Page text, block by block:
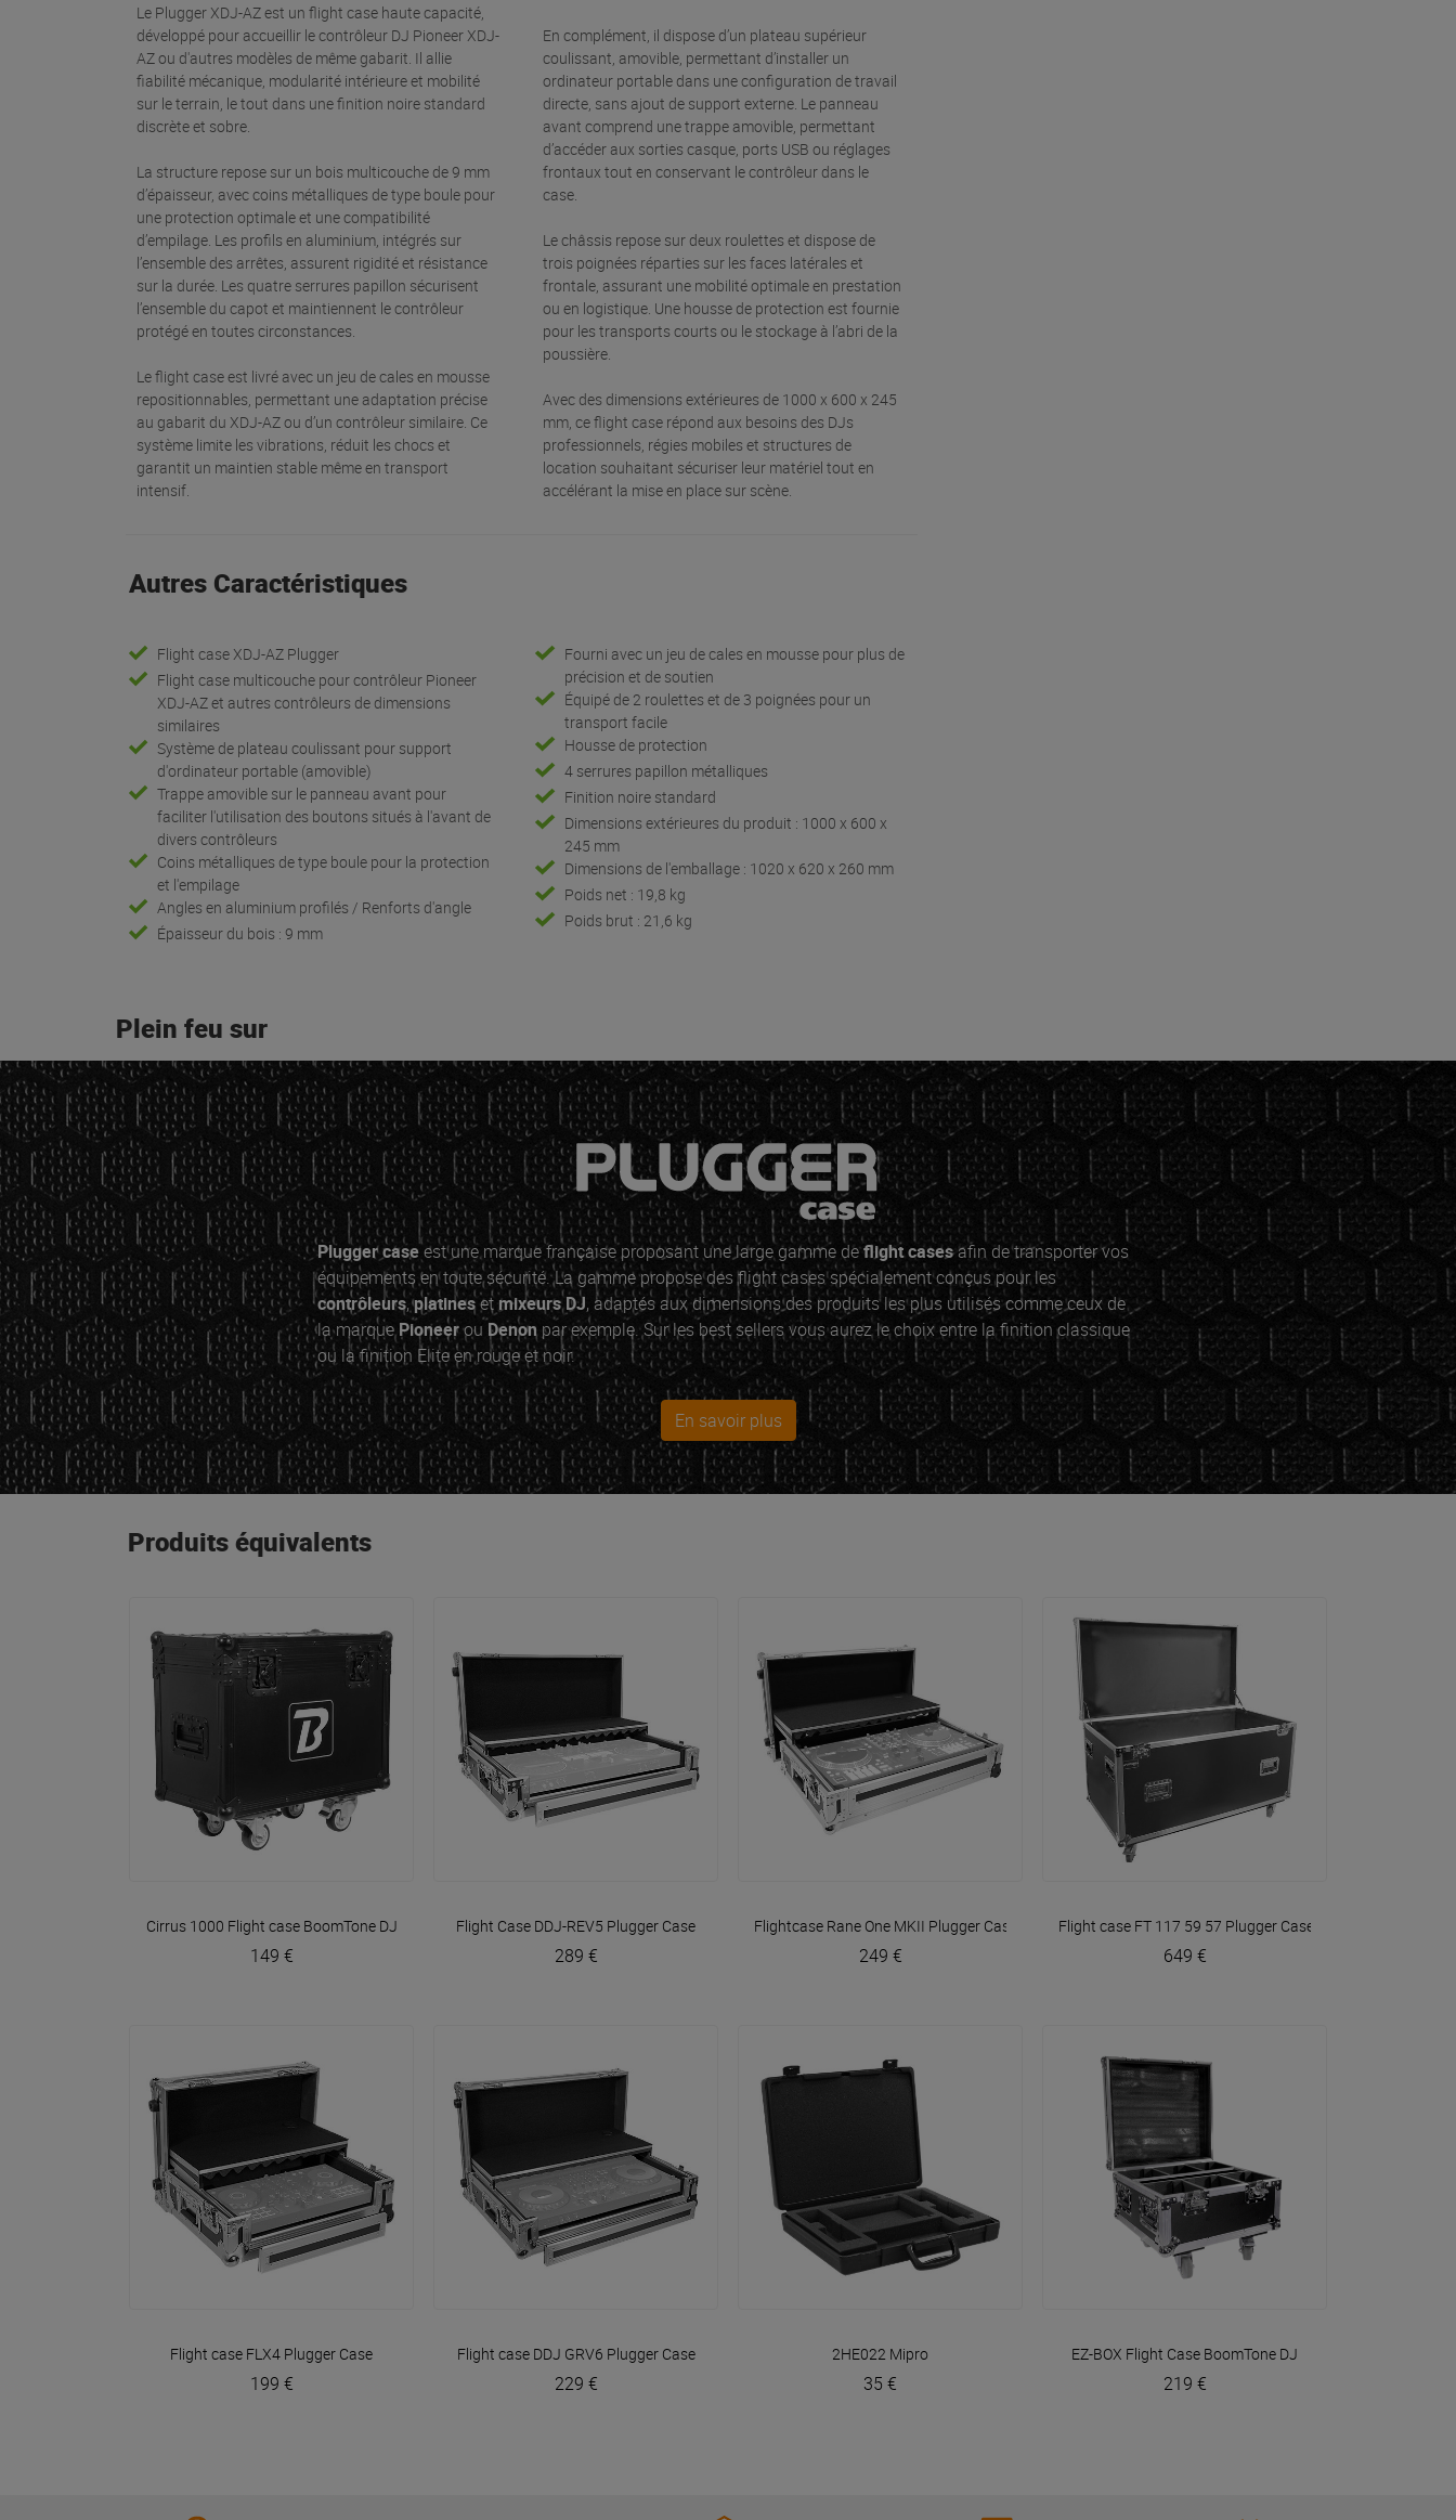
Le Plugger XDJ-AZ est un flight case haute capacité,
développé pour accueillir le contrôleur DJ Pioneer XDJ-
AZ ou d'autres modèles de même gabarit. Il allie
fiabilité mécanique, modularité intérieure et mobilité
sur le terrain, le tout dans une finition noire standard
discrète et sobre.
La structure repose sur un bois multicouche de 9 mm
d’épaisseur, avec coins métalliques de type boule pour
une protection optimale et une compatibilité
d’empilage. Les profils en aluminium, intégrés sur
l’ensemble des arrêtes, assurent rigidité et résistance
sur la durée. Les quatre serrures papillon sécurisent
l’ensemble du capot et maintiennent le contrôleur
protégé en toutes circonstances.
Le flight case est livré avec un jeu de cales en mousse
repositionnables, permettant une adaptation précise
au gabarit du XDJ-AZ ou d’un contrôleur similaire. Ce
système limite les vibrations, réduit les chocs et
garantit un maintien stable même en transport
intensif.
En complément, il dispose d’un plateau supérieur
coulissant, amovible, permettant d’installer un
ordinateur portable dans une configuration de travail
directe, sans ajout de support externe. Le panneau
avant comprend une trappe amovible, permettant
d’accéder aux sorties casque, ports USB ou réglages
frontaux tout en conservant le contrôleur dans le
case.
Le châssis repose sur deux roulettes et dispose de
trois poignées réparties sur les faces latérales et
frontale, assurant une mobilité optimale en prestation
ou en logistique. Une housse de protection est fournie
pour les transports courts ou le stockage à l’abri de la
poussière.
Avec des dimensions extérieures de 1000 x 600 x 245
mm, ce flight case répond aux besoins des DJs
professionnels, régies mobiles et structures de
location souhaitant sécuriser leur matériel tout en
accélérant la mise en place sur scène.
Autres Caractéristiques
Flight case XDJ-AZ Plugger
Flight case multicouche pour contrôleur Pioneer
XDJ-AZ et autres contrôleurs de dimensions
similaires
Système de plateau coulissant pour support
d'ordinateur portable (amovible)
Trappe amovible sur le panneau avant pour
faciliter l'utilisation des boutons situés à l'avant de
divers contrôleurs
Coins métalliques de type boule pour la protection
et l'empilage
Angles en aluminium profilés / Renforts d'angle
Épaisseur du bois : 9 mm
Fourni avec un jeu de cales en mousse pour plus de
précision et de soutien
Équipé de 2 roulettes et de 3 poignées pour un
transport facile
Housse de protection
4 serrures papillon métalliques
Finition noire standard
Dimensions extérieures du produit : 1000 x 600 x
245 mm
Dimensions de l'emballage : 1020 x 620 x 260 mm
Poids net : 19,8 kg
Poids brut : 21,6 kg
Plein feu sur
Plugger caseest une marque française proposant une large gamme deflight casesafin de transporter vos
équipements en toute sécurité. La gamme propose des flight cases spécialement conçus pour les
contrôleurs,platinesetmixeurs DJ, adaptés aux dimensions des produits les plus utilisés comme ceux de
la marquePioneerou Denonpar exemple. Sur les best sellers vous aurez le choix entre la finition classique
ou la finition Elite en rouge et noir.
En savoir plus
Produits équivalents
VOIR EN DÉTAIL
Cirrus 1000 Flight case BoomTone DJ
149 €
VOIR EN DÉTAIL
Flight Case DDJ-REV5 Plugger Case
289 €
VOIR EN DÉTAIL
Flightcase Rane One MKII Plugger Case
249 €
VOIR EN DÉTAIL
Flight case FT 117 59 57 Plugger Case
649 €
VOIR EN DÉTAIL
Flight case FLX4 Plugger Case
199 €
VOIR EN DÉTAIL
Flight case DDJ GRV6 Plugger Case
229 €
VOIR EN DÉTAIL
2HE022 Mipro
35 €
VOIR EN DÉTAIL
EZ-BOX Flight Case BoomTone DJ
219 €